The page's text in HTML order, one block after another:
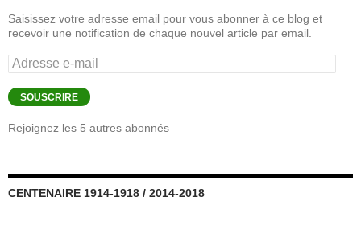
Saisissez votre adresse email pour vous abonner à ce blog et
recevoir une notification de chaque nouvel article par email.
Adresse
e-
mail
SOUSCRIRE
Rejoignez les 5 autres abonnés
CENTENAIRE 1914-1918 / 2014-2018